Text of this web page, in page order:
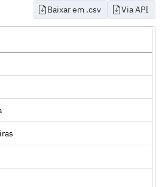
Baixar em .csv Via API